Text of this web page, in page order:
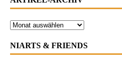
NIARTS & FRIENDS